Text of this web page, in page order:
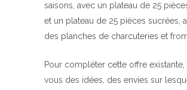
saisons, avec un plateau de 25
et un plateau de 25 pièces sucrées,
des planches de charcuteries et
Pour compléter cette offre existante,
vous des idées, des envies sur